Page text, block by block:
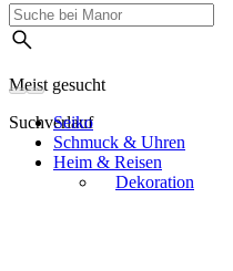
Meist gesucht
Suchverlauf
Seiko
Schmuck & Uhren
Heim & Reisen
Dekoration